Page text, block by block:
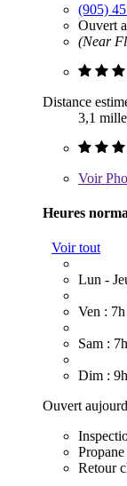
(905)
Ouvert
(Near
Distance
3,1
Voir
Heures
Voir tout
Lun -
Ven :
Sam :
Dim :
Ouvert
Retour